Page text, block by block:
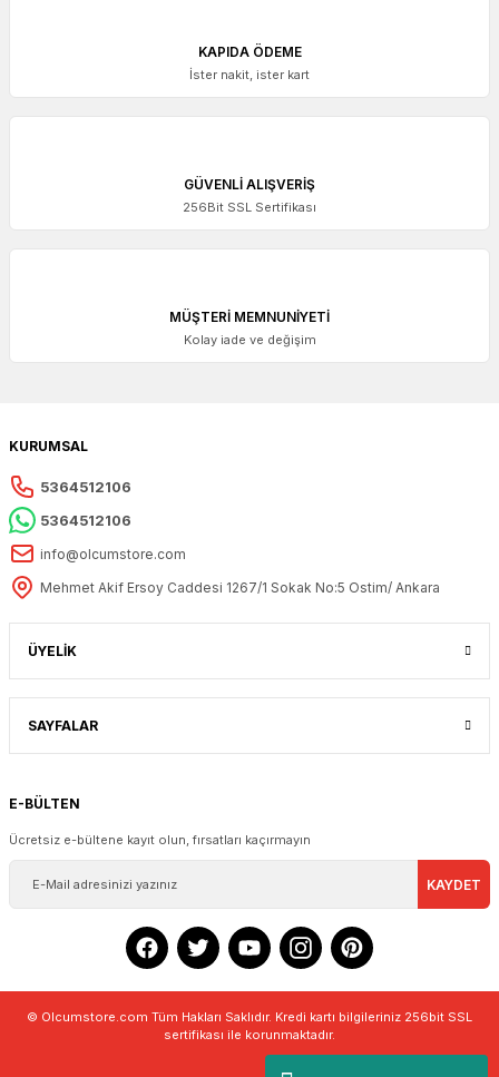
KAPIDA ÖDEME
İster nakit, ister kart
GÜVENLİ ALIŞVERİŞ
256Bit SSL Sertifikası
MÜŞTERİ MEMNUNİYETİ
Kolay iade ve değişim
KURUMSAL
5364512106
5364512106
info@olcumstore.com
Mehmet Akif Ersoy Caddesi 1267/1 Sokak No:5 Ostim/ Ankara
ÜYELİK
SAYFALAR
E-BÜLTEN
Ücretsiz e-bültene kayıt olun, fırsatları kaçırmayın
KAYDET
© Olcumstore.com Tüm Hakları Saklıdır. Kredi kartı bilgileriniz 256bit SSL
sertifikası ile korunmaktadır.